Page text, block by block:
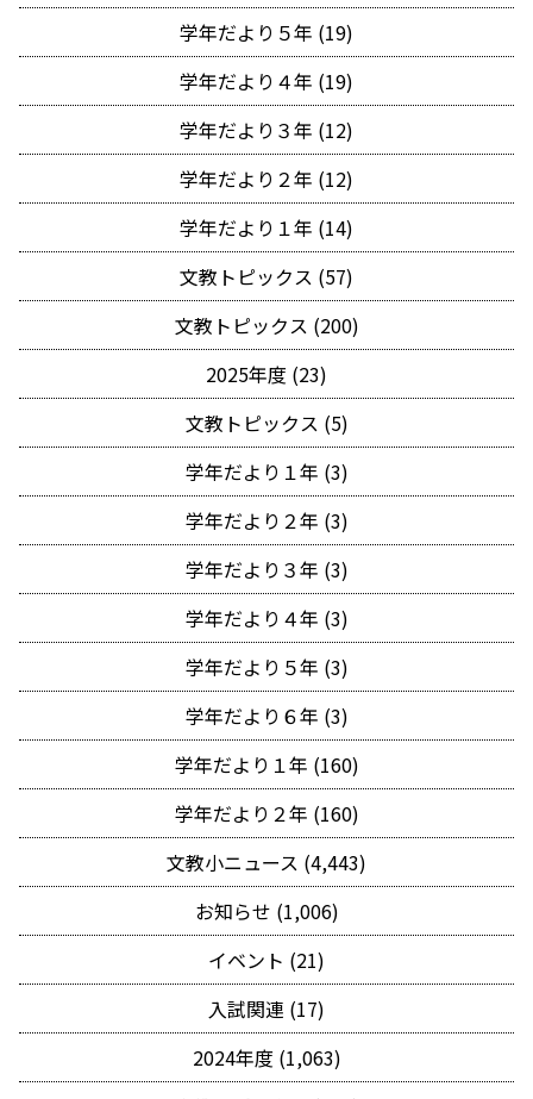
学年だより５年 (19)
学年だより４年 (19)
学年だより３年 (12)
学年だより２年 (12)
学年だより１年 (14)
文教トピックス (57)
文教トピックス (200)
2025年度 (23)
文教トピックス (5)
学年だより１年 (3)
学年だより２年 (3)
学年だより３年 (3)
学年だより４年 (3)
学年だより５年 (3)
学年だより６年 (3)
学年だより１年 (160)
学年だより２年 (160)
文教小ニュース (4,443)
お知らせ (1,006)
イベント (21)
入試関連 (17)
2024年度 (1,063)